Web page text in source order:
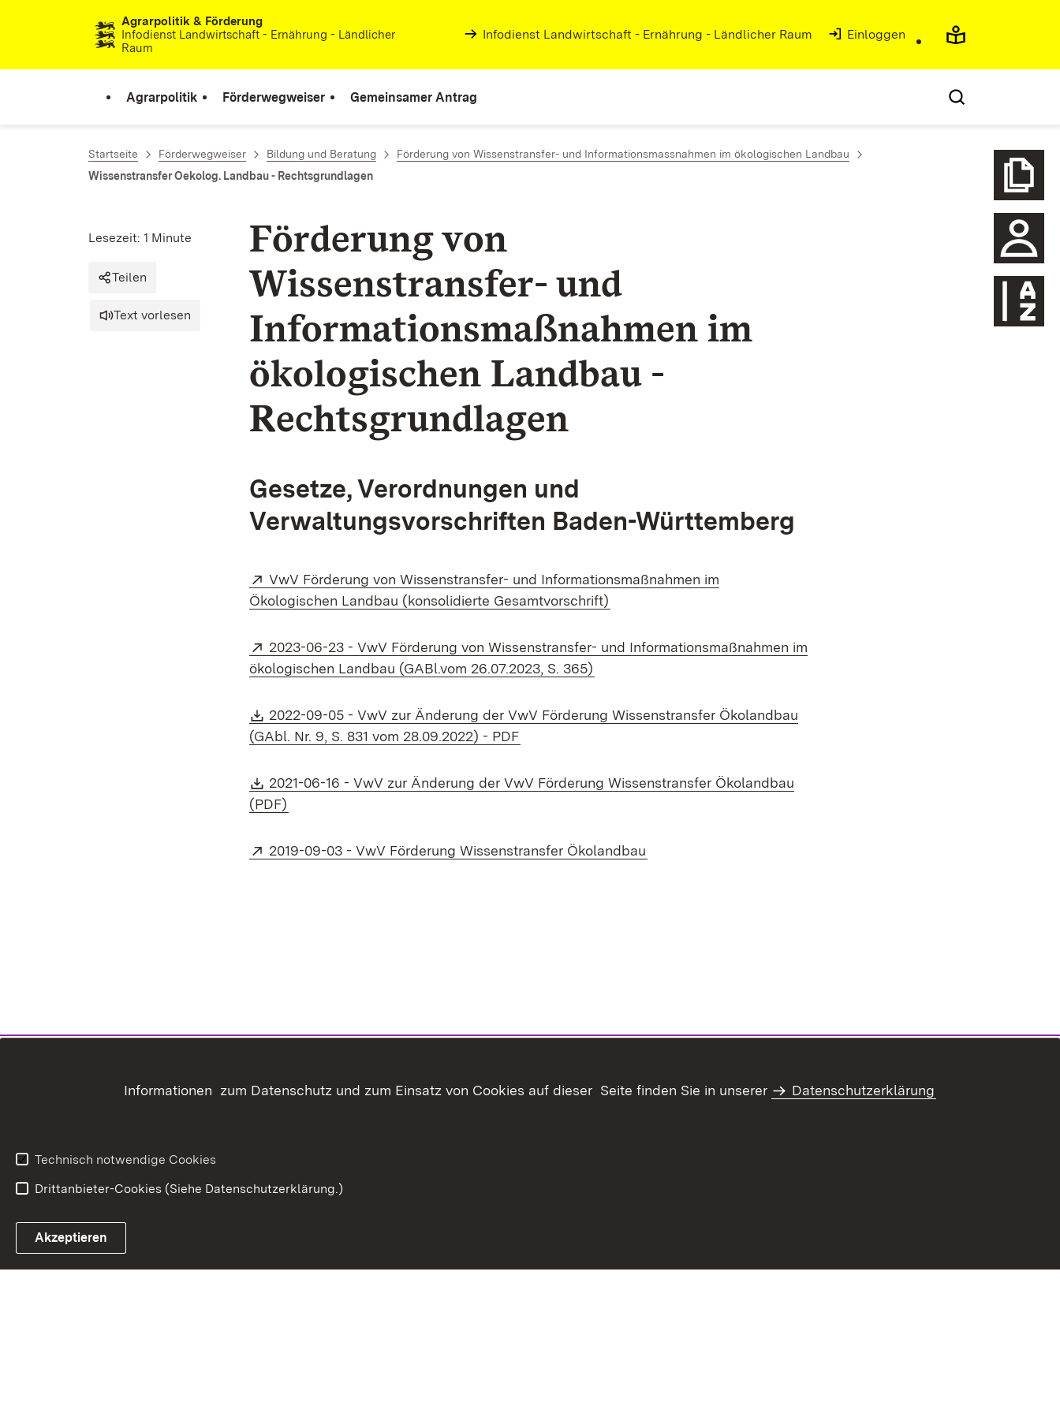
Zum Inhalt springenAgrarpolitik & Förderung
Infodienst Landwirtschaft - Ernährung - Ländlicher
Raum
Infodienst Landwirtschaft - Ernährung - Ländlicher Raum Einloggen
Agrarpolitik Förderwegweiser Gemeinsamer Antrag
Startseite Förderwegweiser Bildung und Beratung
Förderung von Wissenstransfer- und Informationsmassnahmen im ökologischen Landbau
Wissenstransfer Oekolog. Landbau - Rechtsgrundlagen
Förderung von
Wissenstransfer- und
Informationsmaßnahmen im
ökologischen Landbau -
Rechtsgrundlagen
Lesezeit: 1 Minute
Teilen
Text vorlesen
Gesetze, Verordnungen und
Verwaltungsvorschriften Baden-Württemberg
Extern:
VwV Förderung von Wissenstransfer- und Informationsmaßnahmen im
Ökologischen Landbau (konsolidierte Gesamtvorschrift)
Extern:
2023-06-23 - VwV Förderung von Wissenstransfer- und Informationsmaßnahmen im
ökologischen Landbau (GABl.vom 26.07.2023, S. 365)
Download:
2022-09-05 - VwV zur Änderung der VwV Förderung Wissenstransfer Ökolandbau
(GAbl. Nr. 9, S. 831 vom 28.09.2022) - PDF
Download:
2021-06-16 - VwV zur Änderung der VwV Förderung Wissenstransfer Ökolandbau
(PDF)
Extern:
2019-09-03 - VwV Förderung Wissenstransfer Ökolandbau
Informationen zum Datenschutz und zum Einsatz von Cookies auf dieser Seite finden Sie in unserer Datenschutzerklärung
Technisch notwendige Cookies
Drittanbieter-Cookies (Siehe Datenschutzerklärung.)
Akzeptieren